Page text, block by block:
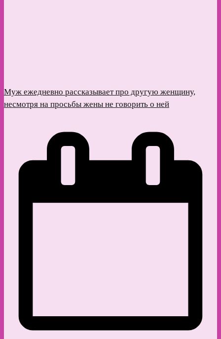
Муж ежедневно рассказывает про другую женщину,
несмотря на просьбы жены не говорить о ней